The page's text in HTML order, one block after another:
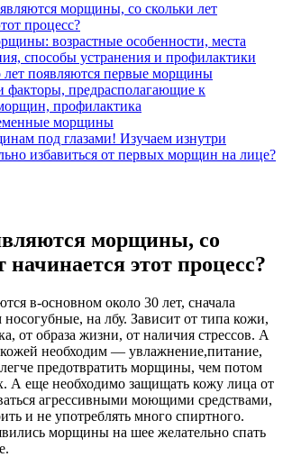
морщины, со скольки лет
процесс?
возрастные особенности, места
способы устранения и профилактики
лет появляются первые морщины
предрасполагающие к
профилактика
морщины
под глазами! Изучаем изнутри
избавиться от первых морщин на лице?
морщины, со
начинается этот процесс?
в-основном около 30 лет, сначала
носогубные, на лбу. Зависит от типа кожи,
от образа жизни, от наличия стрессов. А
кожей необходим — увлажнение,питание,
предотвратить морщины, чем потом
А еще необходимо защищать кожу лица от
агрессивными моющими средствами,
и не употреблять много спиртного.
морщины на шее желательно спать